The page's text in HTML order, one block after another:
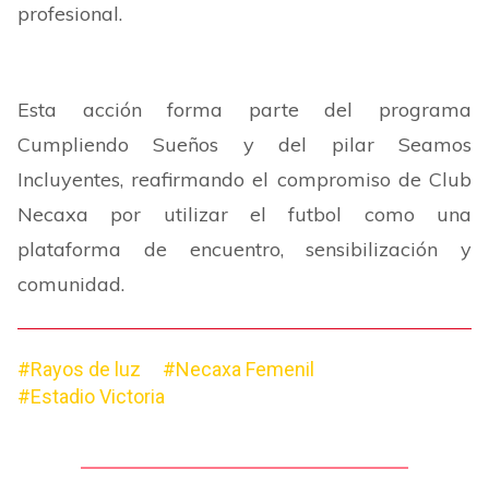
profesional.
Esta acción forma parte del programa
Cumpliendo Sueños y del pilar Seamos
Incluyentes, reafirmando el compromiso de Club
Necaxa por utilizar el futbol como una
plataforma de encuentro, sensibilización y
comunidad.
#Rayos de luz
#Necaxa Femenil
#Estadio Victoria